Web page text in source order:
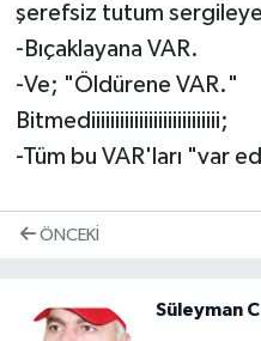
şerefsiz tutum
-Bıçaklayana VAR.
-Ve; "Öldürene VAR."
Bitmediiiiiiiiiiiiiiiiiiiiiiiiiii;
-Tüm bu VAR'ları "var
ÖNCEKI
Süleyman